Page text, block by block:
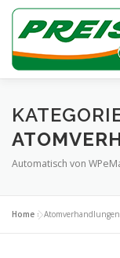
Zum
springen
ÜBER UNS
UNSER TEAM
Automatisch von
Home »Atomverhandlungen